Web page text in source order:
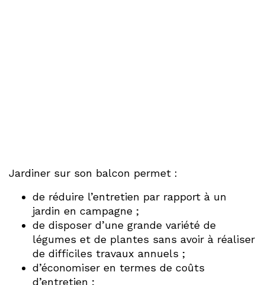
Jardiner sur son balcon permet :
de réduire l’entretien par rapport à un
jardin en campagne ;
de disposer d’une grande variété de
légumes et de plantes sans avoir à réaliser
de difficiles travaux annuels ;
d’économiser en termes de coûts
d’entretien ;